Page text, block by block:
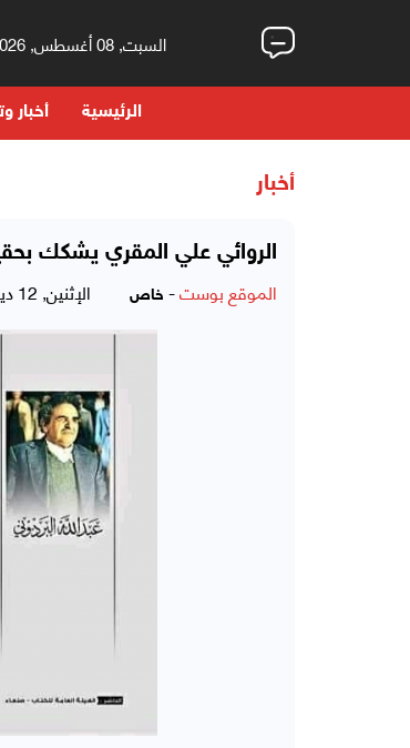
السبت, 08 أغسطس, 2026 04:10 مساءً
الرئيسية أخبار
أخبار
الروائي علي المقري يشكك
الموقع بوست- خاص الإثنين, 12 ديسمبر, 2022 - 01:26 مساءً